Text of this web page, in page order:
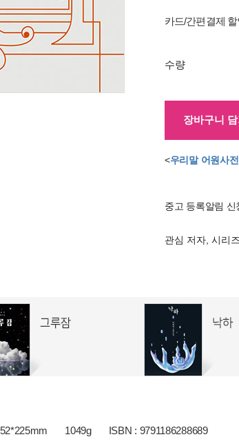
카드/간편결제 할
수량
장바구니 담
<우리말 어원사전
중고 등록알림 신
관심 저자, 시리
1049g ISBN : 9791186288689